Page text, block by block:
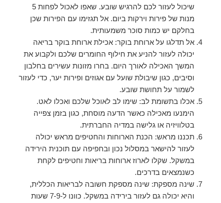
שיכול לעזור לכם להרגיש שובע. שאפו לאכול לפחות 5
מנות של פירות וירקות ביום. אל תגזימו עם הפירות שכן
בחלקם יש כמות סוכר משמעותית.
אל תדלגו על ארוחת בוקר: אכילת ארוחת בוקר בריאה
יכולה לעזור להניע את חילוף החומרים שלכם ולקבוע את
המשך האכילה לאורך היום. בחרו מזונות עשירים בחלבון
וסיבים, כגון שיבולת שועל עם אגוזים ופירות יער, כדי לעזור
לשמור על תחושת שובע.
אכלו בתשומת לב: שימו לב לאוכל שלכם ואכלו לאט.
הימנעו מאכילה כאשר הדעה מוסחת, כגון בזמן צפייה
בטלוויזיה או גלישה במדיה החברתית.
תכננו מראש: הכנת הארוחות והחטיפים מראש יכולה
לעזור להישאר במסלול נכון ובחפיפה עם תוכנית הירידה
במשקל. שקלו לארוז ארוחות בריאות וחטיפים לקחת
כשנמצאים בדרכים.
שינה מספקת: שינה מספקת חשובה לבריאות הכללית,
והיא יכולה גם לעזור בירידה במשקל. כוונו ל-7-9 שעות